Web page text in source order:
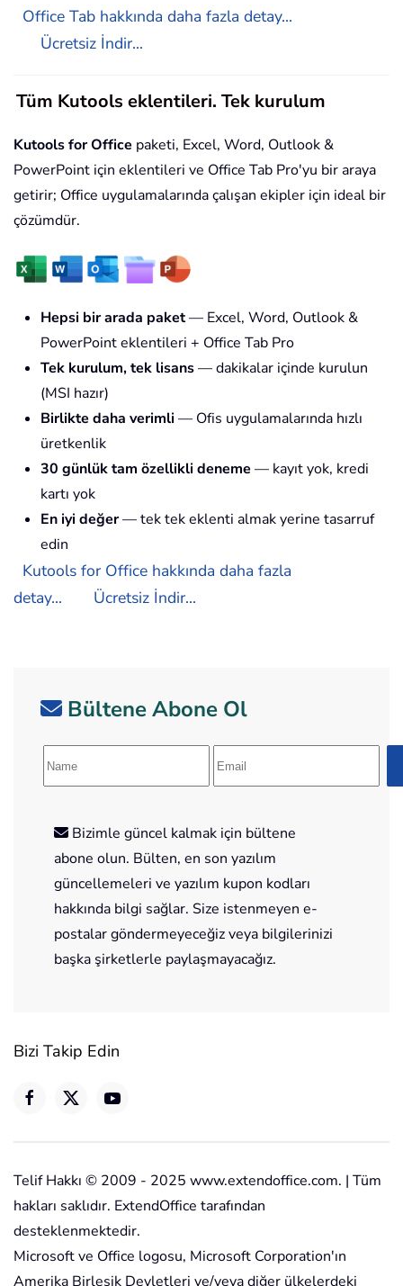
Office Tab hakkında daha fazla detay...
Ücretsiz İndir...
Tüm Kutools eklentileri. Tek kurulum
Kutools for Office paketi, Excel, Word, Outlook &
PowerPoint için eklentileri ve Office Tab Pro'yu bir araya
getirir; Office uygulamalarında çalışan ekipler için ideal bir
çözümdür.
Hepsi bir arada paket— Excel, Word, Outlook &
PowerPoint eklentileri + Office Tab Pro
Tek kurulum, tek lisans— dakikalar içinde kurulun
(MSI hazır)
Birlikte daha verimli — Ofis uygulamalarında hızlı
üretkenlik
30 günlük tam özellikli deneme — kayıt yok, kredi
kartı yok
En iyi değer— tek tek eklenti almak yerine tasarruf
edin
Kutools for Office hakkında daha fazla
detay...
Ücretsiz İndir...
Bültene Abone Ol
Bizimle güncel kalmak için bültene
abone olun. Bülten, en son yazılım
güncellemeleri ve yazılım kupon kodları
hakkında bilgi sağlar. Size istenmeyen e-
postalar göndermeyeceğiz veya bilgilerinizi
başka şirketlerle paylaşmayacağız.
Bizi Takip Edin
Telif Hakkı © 2009 - 2025 www.extendoffice.com. | Tüm
hakları saklıdır. ExtendOffice tarafından
desteklenmektedir.
Microsoft ve Office logosu, Microsoft Corporation'ın
Amerika Birleşik Devletleri ve/veya diğer ülkelerdeki